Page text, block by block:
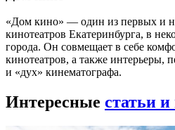
«Дом кино» — один из первых и
кинотеатров Екатеринбурга, в
города. Он совмещает в себе
кинотеатров, а также интерьеры,
и «дух» кинематографа.
Интересные статьи